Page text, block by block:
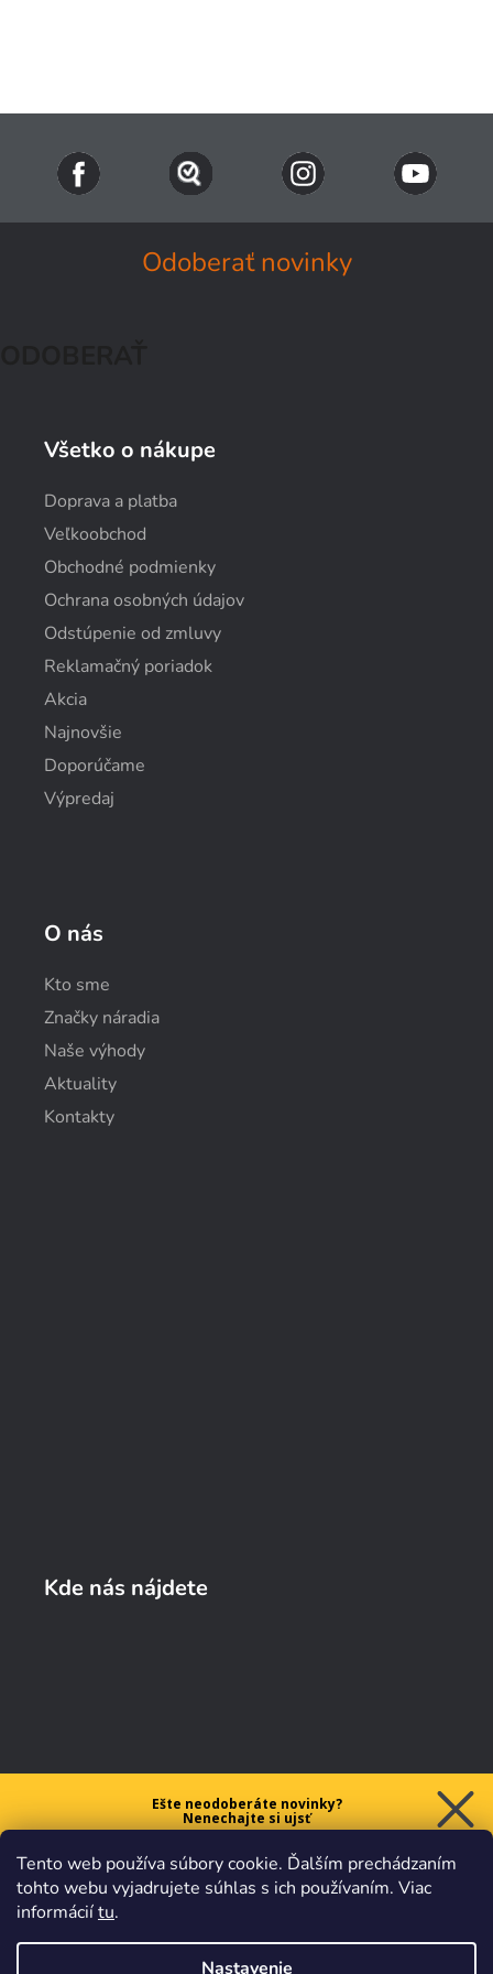
Tento web používa súbory cookie. Ďalším prechádzaním
tohto webu vyjadrujete súhlas s ich používaním. Viac
informáciítu.
Nastavenie
Prihlásenie
Odoberať novinky
Všetko o nákupe
Doprava a platba
Veľkoobchod
Obchodné podmienky
Ochrana osobných údajov
Odstúpenie od zmluvy
Reklamačný poriadok
Akcia
Najnovšie
Doporúčame
Výpredaj
O nás
Kto sme
Značky náradia
Naše výhody
Aktuality
Kontakty
Kde nás nájdete
Ešte neodoberáte novinky?
Nenechajte si ujsť
na prvý nákup nad 40 €.